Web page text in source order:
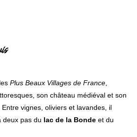
Plus Beaux Villages de France,
son château médiéval et son
vignes, oliviers et lavandes, il
deux pas du lac de la Bonde et du